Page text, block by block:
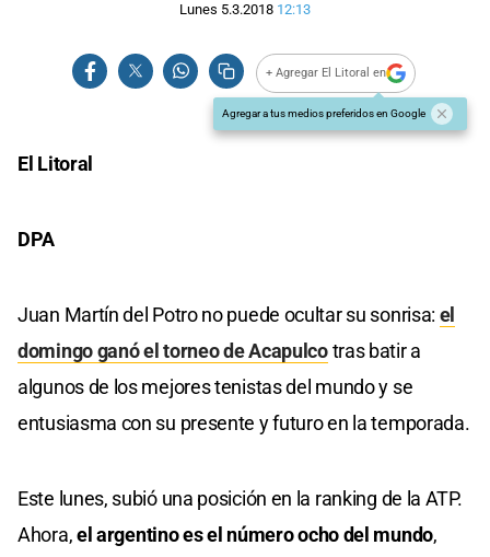
Lunes 5.3.2018 12:13
+ Agregar El Litoral en
Agregar a tus medios preferidos en Google
El Litoral
DPA
Juan Martín del Potro no puede ocultar su sonrisa: el
domingo ganó el torneo de Acapulcotras batir a
algunos de los mejores tenistas del mundo y se
entusiasma con su presente y futuro en la temporada.
Este lunes, subió una posición en la ranking de la ATP.
Ahora,el argentino es el número ocho del mundo,